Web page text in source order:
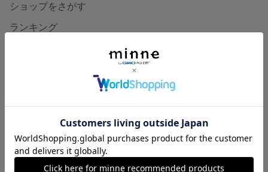
ショップをさがす
ランキング
ヴィンテージ販売
ダウンロード販売